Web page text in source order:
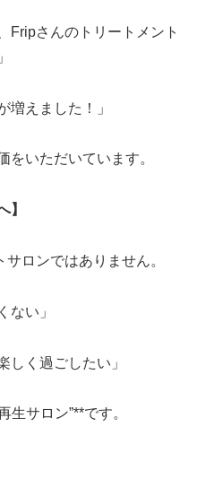
Fripさんのトリートメント
増えました！」
をいただいています。
】
ロンではありません。
ない」
しく過ごしたい」
生サロン”**です。